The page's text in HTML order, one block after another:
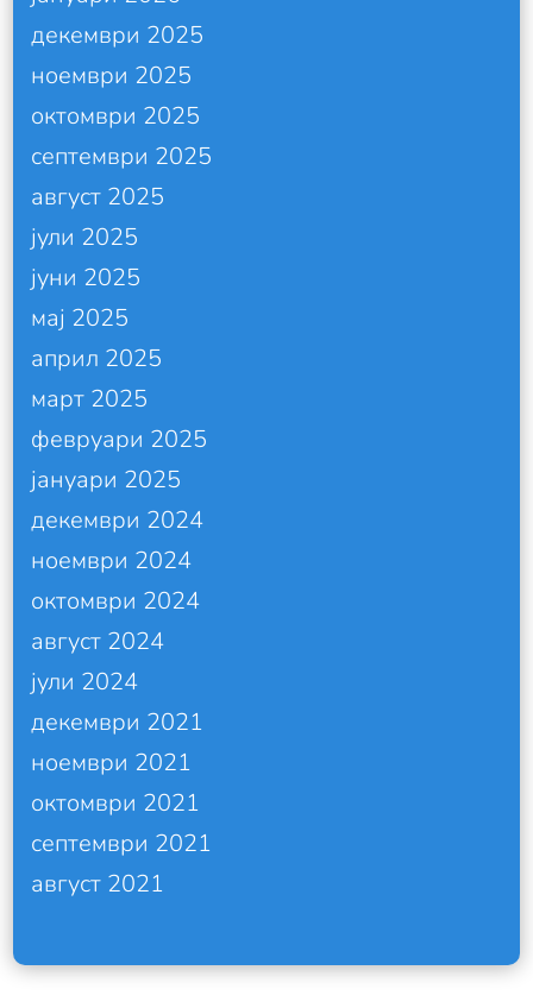
декември 2025
ноември 2025
октомври 2025
септември 2025
август 2025
јули 2025
јуни 2025
мај 2025
април 2025
март 2025
февруари 2025
јануари 2025
декември 2024
ноември 2024
октомври 2024
август 2024
јули 2024
декември 2021
ноември 2021
октомври 2021
септември 2021
август 2021